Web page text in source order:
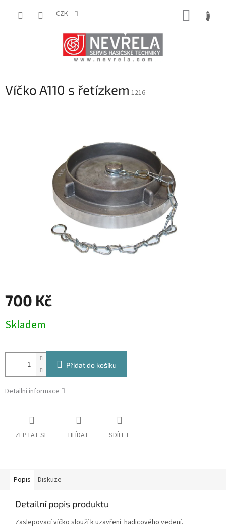
CZK
Víčko A110 s řetízkem 1216
700 Kč
cena:
Skladem
Přidat do košíku
Detailní informace
ZEPTAT SE HLÍDAT SDÍLET
Popis Diskuze
Detailní popis produktu
Zaslepovací víčko slouží k uzavření hadicového vedení.